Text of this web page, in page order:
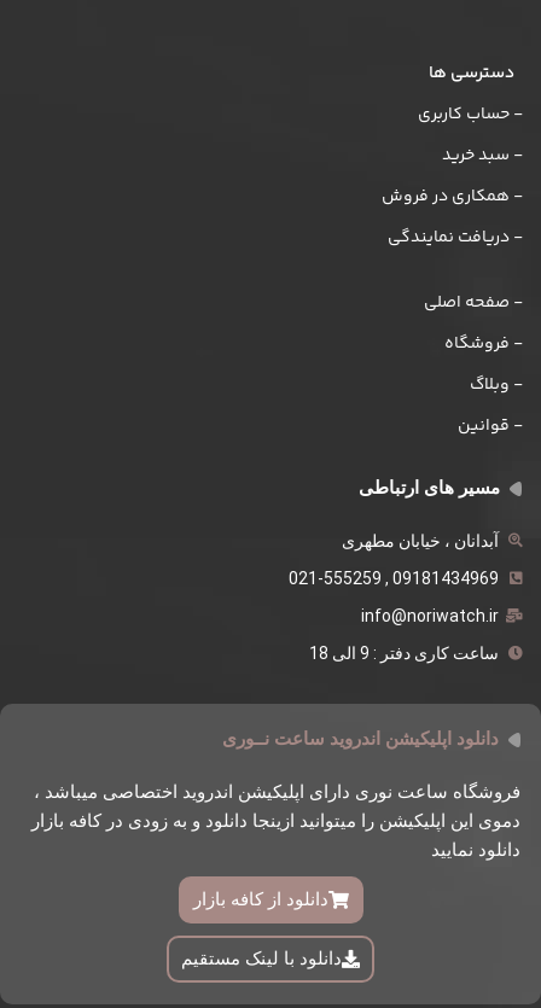
دسترسی ها
- حساب کاربری
- سبد خرید
- همکاری در فروش
- دریافت نمایندگی
- صفحه اصلی
- فروشگاه
- وبلاگ
- قوانین
مسیر های ارتباطی
آبدانان ، خیابان مطهری
09181434969 , 021-555259
info@noriwatch.ir
ساعت کاری دفتر : 9 الی 18
دانلود اپلیکیشن اندروید ساعت نــوری
فروشگاه ساعت نوری دارای اپلیکیشن اندروید اختصاصی میباشد ،
دموی این اپلیکیشن را میتوانید ازینجا دانلود و به زودی در کافه بازار
دانلود نمایید
دانلود از کافه بازار
دانلود با لینک مستقیم